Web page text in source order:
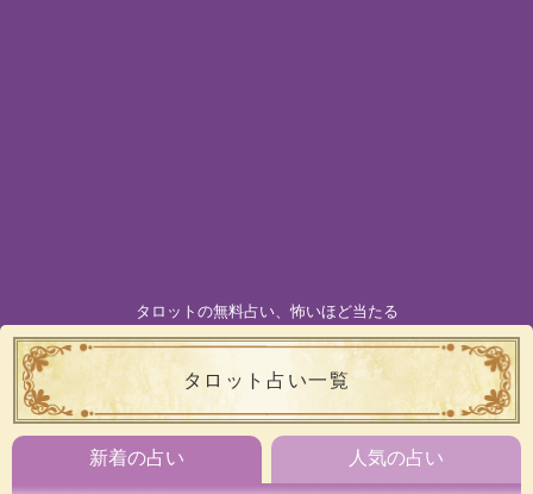
タロットの無料占い、怖いほど当たる
タロット占い一覧
新着の占い 人気の占い